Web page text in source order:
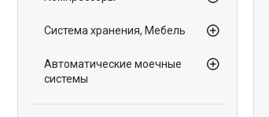
Система хранения, Мебель
Автоматические моечные
системы